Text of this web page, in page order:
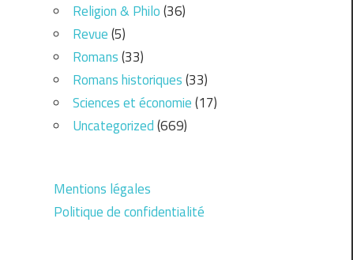
Religion & Philo(36)
Revue(5)
Romans(33)
Romans historiques(33)
Sciences et économie(17)
Uncategorized(669)
Mentions légales
Politique de confidentialité